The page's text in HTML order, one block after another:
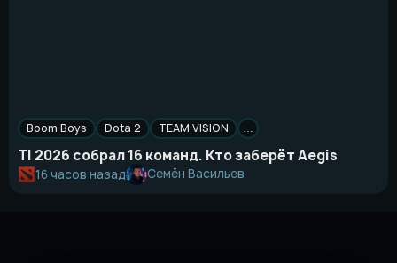
Boom Boys Dota 2 TEAM VISION …
TI 2026 собрал 16 команд. Кто заберёт Aegis
16 часов назад Семён Васильев